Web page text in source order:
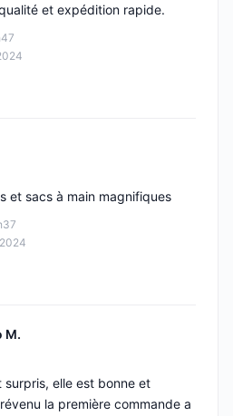
et expédition rapide.
et sacs à main magnifiques
M.
elle est bonne et
la première commande a